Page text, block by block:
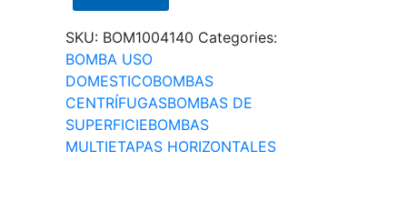
SKU: BOM1004140 Categories:
BOMBA USO
DOMESTICOBOMBAS
CENTRÍFUGASBOMBAS DE
SUPERFICIEBOMBAS
MULTIETAPAS HORIZONTALES